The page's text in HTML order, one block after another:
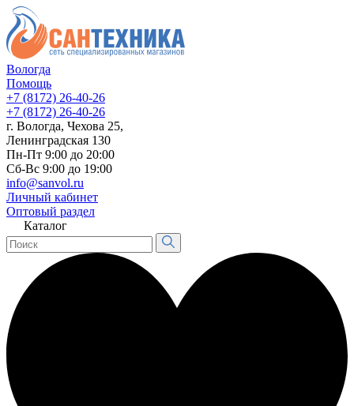
Вологда
Помощь
+7 (8172) 26-40-26
+7 (8172) 26-40-26
г. Вологда, Чехова 25,
Ленинградская 130
Пн-Пт 9:00 до 20:00
Сб-Вс 9:00 до 19:00
info@sanvol.ru
Личный кабинет
Оптовый раздел
Каталог